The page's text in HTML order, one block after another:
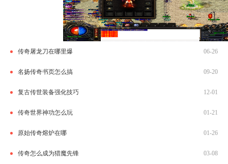
传奇屠龙刀在哪里爆 06-26
名扬传奇书页怎么搞 09-20
复古传世装备强化技巧 12-01
传奇世界神功怎么玩 01-21
原始传奇熔炉在哪 01-26
传奇怎么成为猎魔先锋 03-08